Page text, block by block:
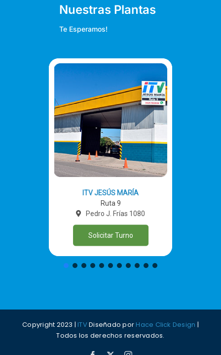
Nuestras Plantas
Te Esperamos!
Solicitar Turno
ITV JESÚS MARÍA
Ruta 9
Pedro J. Frías 1080
Copyright 2023 | ITVDiseñado por Hace Click Design |
Todos los derechos reservados.